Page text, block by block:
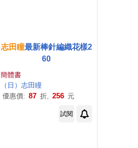
志田瞳最新棒針編織花樣2
60
簡體書
（ 日 ）志田瞳
優惠價: 87 折, 256 元
試閱